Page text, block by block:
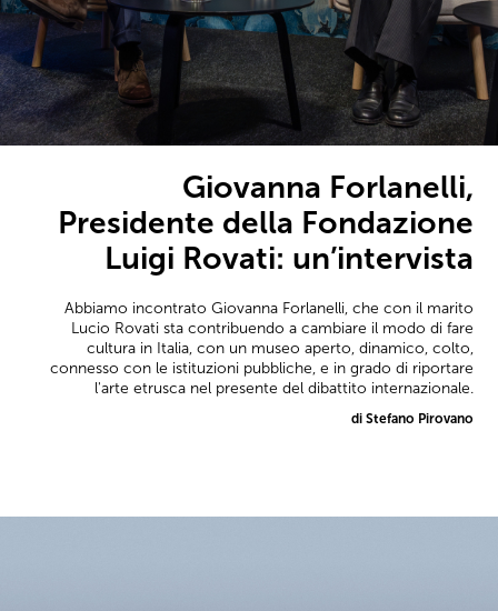
Giovanna Forlanelli,
Presidente della Fondazione
Luigi Rovati: un’intervista
Abbiamo incontrato Giovanna Forlanelli, che con il marito
Lucio Rovati sta contribuendo a cambiare il modo di fare
cultura in Italia, con un museo aperto, dinamico, colto,
connesso con le istituzioni pubbliche, e in grado di riportare
l'arte etrusca nel presente del dibattito internazionale.
di Stefano Pirovano